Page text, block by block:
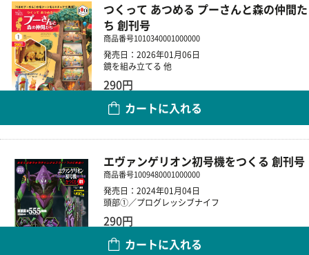
つくって あつめる プーさんと森の仲間た
ち 創刊号
商品番号1010340001000000
発売日：2026年01月06日
鏡を組み立てる 他
290円
カートに入れる
エヴァンゲリオン初号機をつくる 創刊号
商品番号1009480001000000
発売日：2024年01月04日
頭部①／プログレッシブナイフ
290円
カートに入れる